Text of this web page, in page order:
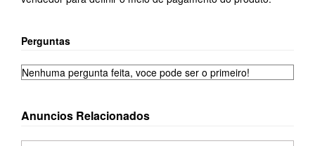
Perguntas
Nenhuma pergunta feita, voce pode ser o primeiro!
Anuncios Relacionados